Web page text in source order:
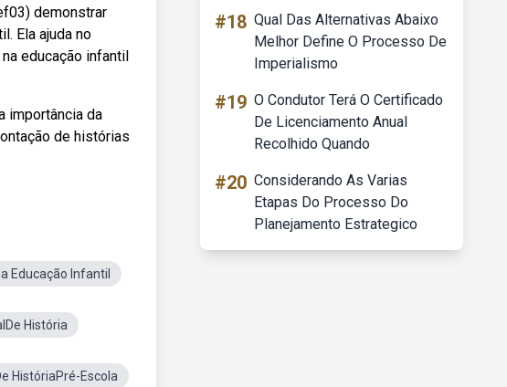
demonstrar
Ela ajuda no
educação infantil
importância da
de histórias
Educação Infantil
História
HistóriaPré-Escola
#18 Qual Das Alternativas Abaixo
Melhor Define O Processo De
Imperialismo
#19 O Condutor Terá O Certificado
De Licenciamento Anual
Recolhido Quando
#20 Considerando As Varias
Etapas Do Processo Do
Planejamento Estrategico